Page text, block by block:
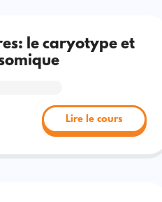
le caryotype et
Lire le cours